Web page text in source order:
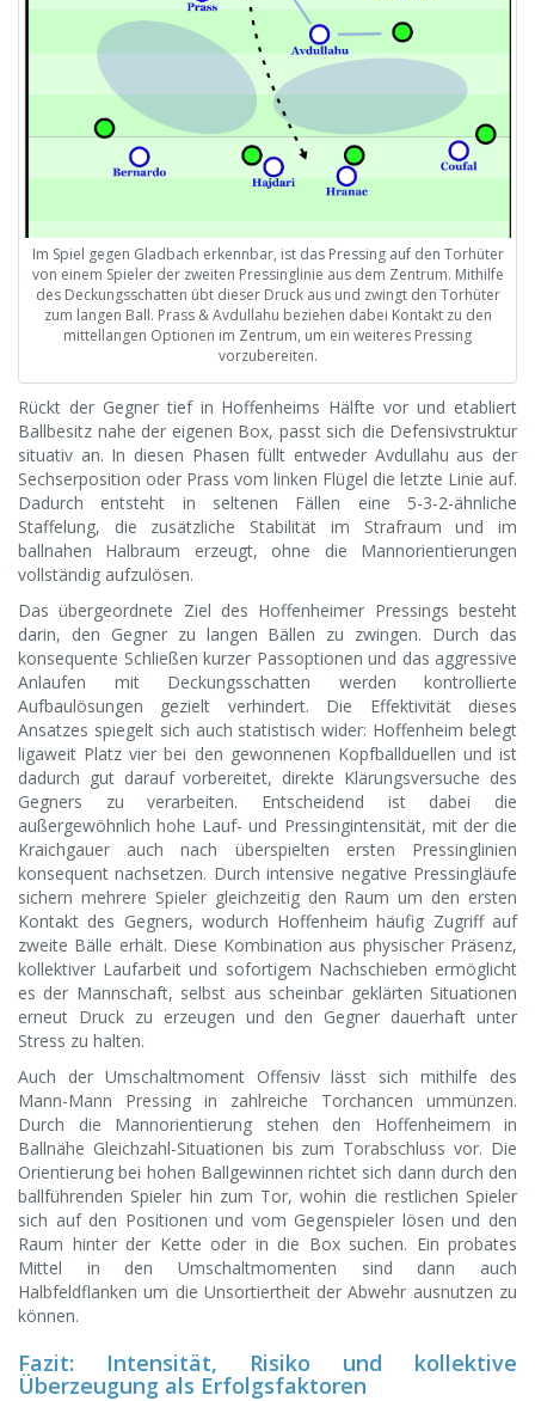
Im Spiel gegen Gladbach erkennbar, ist das Pressing auf den Torhüter
von einem Spieler der zweiten Pressinglinie aus dem Zentrum. Mithilfe
des Deckungsschatten übt dieser Druck aus und zwingt den Torhüter
zum langen Ball. Prass & Avdullahu beziehen dabei Kontakt zu den
mittellangen Optionen im Zentrum, um ein weiteres Pressing
vorzubereiten.
Rückt der Gegner tief in Hoffenheims Hälfte vor und etabliert
Ballbesitz nahe der eigenen Box, passt sich die Defensivstruktur
situativ an. In diesen Phasen füllt entweder Avdullahu aus der
Sechserposition oder Prass vom linken Flügel die letzte Linie auf.
Dadurch entsteht in seltenen Fällen eine 5-3-2-ähnliche
Staffelung, die zusätzliche Stabilität im Strafraum und im
ballnahen Halbraum erzeugt, ohne die Mannorientierungen
vollständig aufzulösen.
Das übergeordnete Ziel des Hoffenheimer Pressings besteht
darin, den Gegner zu langen Bällen zu zwingen. Durch das
konsequente Schließen kurzer Passoptionen und das aggressive
Anlaufen mit Deckungsschatten werden kontrollierte
Aufbaulösungen gezielt verhindert. Die Effektivität dieses
Ansatzes spiegelt sich auch statistisch wider: Hoffenheim belegt
ligaweit Platz vier bei den gewonnenen Kopfballduellen und ist
dadurch gut darauf vorbereitet, direkte Klärungsversuche des
Gegners zu verarbeiten. Entscheidend ist dabei die
außergewöhnlich hohe Lauf- und Pressingintensität, mit der die
Kraichgauer auch nach überspielten ersten Pressinglinien
konsequent nachsetzen. Durch intensive negative Pressingläufe
sichern mehrere Spieler gleichzeitig den Raum um den ersten
Kontakt des Gegners, wodurch Hoffenheim häufig Zugriff auf
zweite Bälle erhält. Diese Kombination aus physischer Präsenz,
kollektiver Laufarbeit und sofortigem Nachschieben ermöglicht
es der Mannschaft, selbst aus scheinbar geklärten Situationen
erneut Druck zu erzeugen und den Gegner dauerhaft unter
Stress zu halten.
Auch der Umschaltmoment Offensiv lässt sich mithilfe des
Mann-Mann Pressing in zahlreiche Torchancen ummünzen.
Durch die Mannorientierung stehen den Hoffenheimern in
Ballnähe Gleichzahl-Situationen bis zum Torabschluss vor. Die
Orientierung bei hohen Ballgewinnen richtet sich dann durch den
ballführenden Spieler hin zum Tor, wohin die restlichen Spieler
sich auf den Positionen und vom Gegenspieler lösen und den
Raum hinter der Kette oder in die Box suchen. Ein probates
Mittel in den Umschaltmomenten sind dann auch
Halbfeldflanken um die Unsortiertheit der Abwehr ausnutzen zu
können.
Fazit: Intensität, Risiko und kollektive
Überzeugung als Erfolgsfaktoren